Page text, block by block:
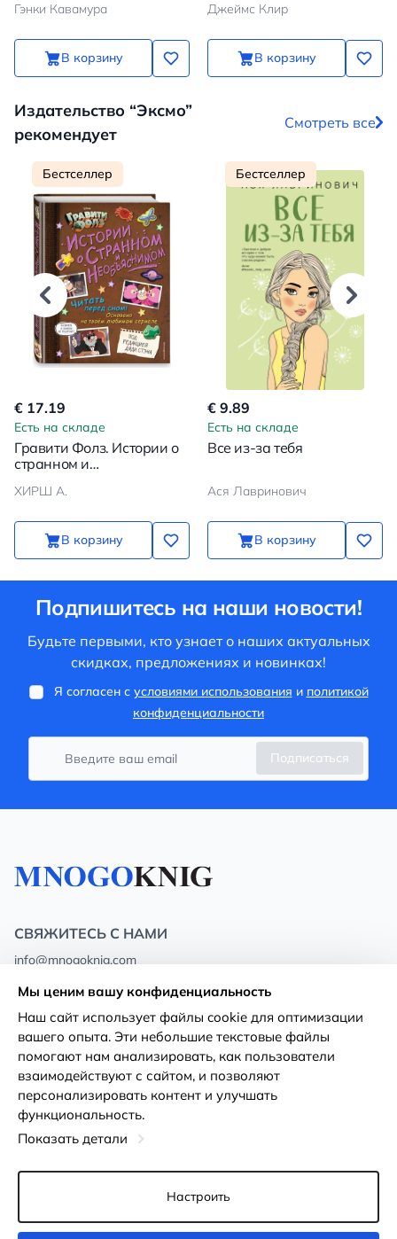
Гэнки Кавамура
В корзину
плохих
Джеймс Клир
В корзину
Издательство “Эксмо”
рекомендует
Смотреть все
Бестселлер
€ 17.19
Есть на складе
Гравити Фолз. Истории о
странном и
ХИРШ А.
В корзину
Бестселлер
€ 9.89
Есть на складе
Все из-за тебя
Ася Лавринович
В корзину
Подпишитесь на наши новости!
Будьте первыми, кто узнает о наших актуальных
скидках, предложениях и новинках!
Я согласен с условиями использования и политикой
конфиденциальности
Подписаться
СВЯЖИТЕСЬ С НАМИ
info@mnogoknig.com
Rīga, Augusta Deglava 69d, LV-1082
О нас
Магазины
Доставка и оплата
Карты лояльности
Политика
конфиденциальности
Условия использования
Возврат товара
Настройки файлов cookie
Мы ценим вашу конфиденциальность
Наш сайт использует файлы cookie для оптимизации
вашего опыта. Эти небольшие текстовые файлы
помогают нам анализировать, как пользователи
взаимодействуют с сайтом, и позволяют
персонализировать контент и улучшать
функциональность.
Показать детали
Настроить